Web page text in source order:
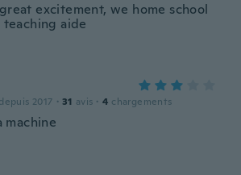
excitement, we home school
teaching aide
2017 · 31 avis · 4 chargements
machine